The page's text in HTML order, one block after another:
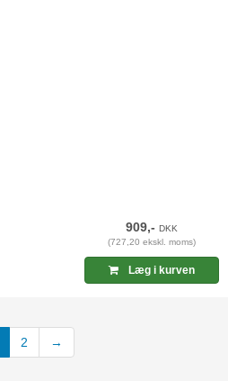
909,-DKK
(727,20 ekskl. moms)
Læg i kurven
(current)
2 →